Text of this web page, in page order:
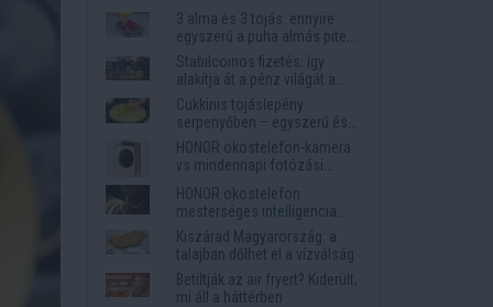
3 alma és 3 tojás: ennyire
egyszerű a puha almás pite
titka
Stabilcoinos fizetés: így
alakítja át a pénz világát a
Visa, a Mastercard és a
Western Union
Cukkinis tojáslepény
serpenyőben – egyszerű és
laktató vacsora
HONOR okostelefon-kamera
vs mindennapi fotózási
igények
HONOR okostelefon
mesterséges intelligencia
funkciók, amelyek
megkönnyítik az életet
Kiszárad Magyarország: a
talajban dőlhet el a vízválság
Betiltják az air fryert? Kiderült,
mi áll a háttérben